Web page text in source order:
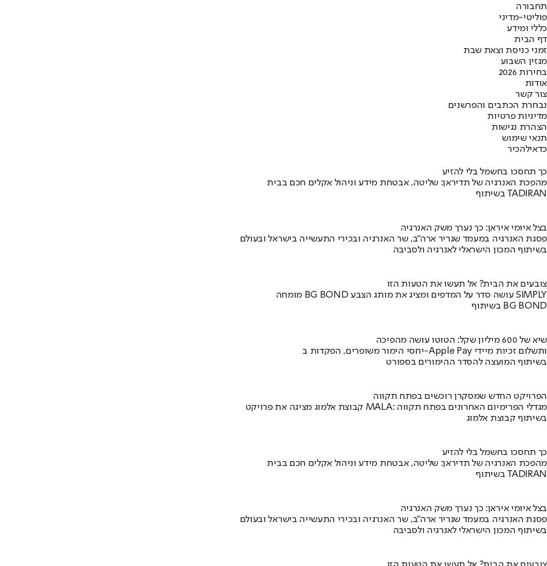
תחבורה
פוליטי-מדיני
כללי ומידע
דף הבית
זמני כניסת וצאת שבת
מגזין השבוע
בחירות 2026
אודות
צור קשר
נבחרת הכתבים והפרשנים
מדיניות פרטיות
הצהרת נגישות
תנאי שימוש
כדאילהכיר
כך תחסכו בחשמל בלי להזיע
מהפכת האנרגיה של תדיראן: שליטה, אבטחת מידע וניהול אקלים חכם בבית
בשיתוף TADIRAN
בצל איומי איראן: כך נערך משק האנרגיה
פסגת האנרגיה במעמד שגריר ארה"ב, שר האנרגיה ובכירי התעשייה בישראל ובעולם
בשיתוף המכון הישראלי לאנרגיה ולסביבה
צובעים את הבית? אל תעשו את הטעות הזו
מומחה BG BOND עושה סדר על המדפים ומציג את מותג הצבע SIMPLY
בשיתוף BG BOND
שיא של 600 מיליון שקל: הטוטו עושה מהפיכה
יחסי הימור משופרים, הפקדות ב-Apple Pay ותשלום זכיות מיידי
בשיתוף המועצה להסדר ההימורים בספורט
הפרויקט החדש שמסקרן רוכשים בפתח תקווה
קבוצת אלמוג מציגה את פרויקט MALA: מגדלי הפרימיום האחרונים בפתח תקווה
בשיתוף קבוצת אלמוג
כך תחסכו בחשמל בלי להזיע
מהפכת האנרגיה של תדיראן: שליטה, אבטחת מידע וניהול אקלים חכם בבית
בשיתוף TADIRAN
בצל איומי איראן: כך נערך משק האנרגיה
פסגת האנרגיה במעמד שגריר ארה"ב, שר האנרגיה ובכירי התעשייה בישראל ובעולם
בשיתוף המכון הישראלי לאנרגיה ולסביבה